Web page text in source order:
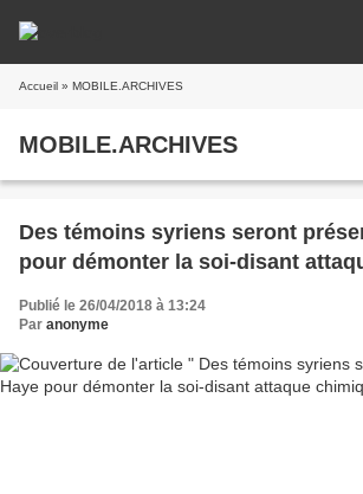
Accueil » MOBILE.ARCHIVES
MOBILE.ARCHIVES
Des témoins syriens seront
pour démonter la soi-disant
Publié le 26/04/2018 à 13:24
Par anonyme